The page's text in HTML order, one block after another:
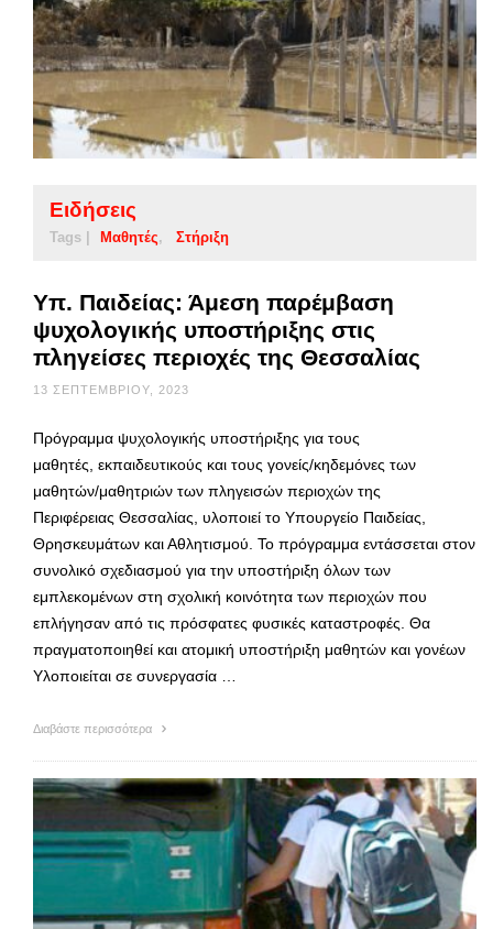
Ειδήσεις
Tags | Μαθητές Στήριξη
Υπ. Παιδείας: Άμεση παρέμβαση
ψυχολογικής υποστήριξης στις
πληγείσες περιοχές της Θεσσαλίας
13 ΣΕΠΤΕΜΒΡΊΟΥ, 2023
Πρόγραμμα ψυχολογικής υποστήριξης για τους
μαθητές, εκπαιδευτικούς και τους γονείς/κηδεμόνες των
μαθητών/μαθητριών των πληγεισών περιοχών της
Περιφέρειας Θεσσαλίας, υλοποιεί το Υπουργείο Παιδείας,
Θρησκευμάτων και Αθλητισμού. Το πρόγραμμα εντάσσεται στον
συνολικό σχεδιασμού για την υποστήριξη όλων των
εμπλεκομένων στη σχολική κοινότητα των περιοχών που
επλήγησαν από τις πρόσφατες φυσικές καταστροφές. Θα
πραγματοποιηθεί και ατομική υποστήριξη μαθητών και γονέων
Υλοποιείται σε συνεργασία …
Διαβάστε περισσότερα